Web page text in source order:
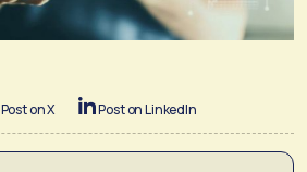
Post on X Post on LinkedIn